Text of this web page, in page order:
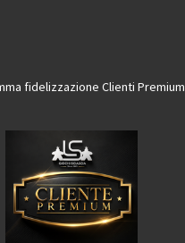
fidelizzazione Clienti Premium